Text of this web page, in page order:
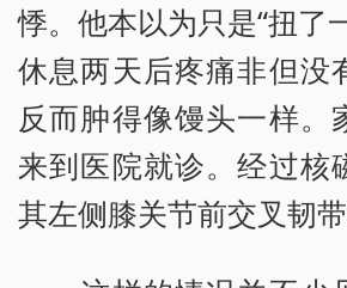
悸。他本以为只是“扭了
休息两天后疼痛非但没
反而肿得像馒头一样。
来到医院就诊。经过核
其左侧膝关节前交叉韧带